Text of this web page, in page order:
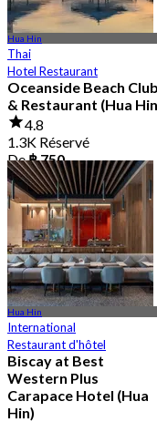
Hua Hin
Thai
Hotel Restaurant
Oceanside Beach Club
& Restaurant (Hua
4.8
1.3K Réservé
De฿ 750
Hua Hin
International
Restaurant d'hôtel
Biscay at Best
Western Plus
Carapace Hotel (Hua
Hin)